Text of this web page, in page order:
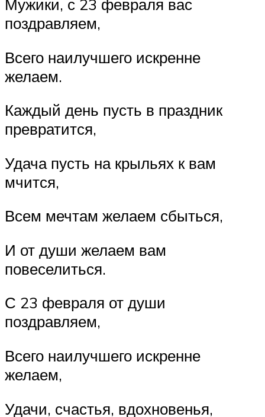
Мужики, с 23 февраля вас
поздравляем,
Всего наилучшего искренне
желаем.
Каждый день пусть в праздник
превратится,
Удача пусть на крыльях к вам
мчится,
Всем мечтам желаем сбыться,
И от души желаем вам
повеселиться.
С 23 февраля от души
поздравляем,
Всего наилучшего искренне
желаем,
Удачи, счастья, вдохновенья,